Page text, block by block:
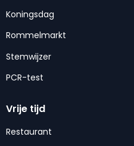
Koningsdag
Rommelmarkt
Stemwijzer
PCR-test
Vrije tijd
Restaurant